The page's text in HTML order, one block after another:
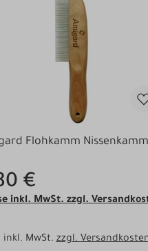
Flohkamm Nissenkamm
€
inkl. MwSt. zzgl.
inkl. MwSt.zzgl.